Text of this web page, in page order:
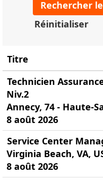
Réinitialiser
Titre
Technicien
Niv.2
Annecy, 74 - Haute-
8 août 2026
Service Center
Virginia Beach, VA,
8 août 2026